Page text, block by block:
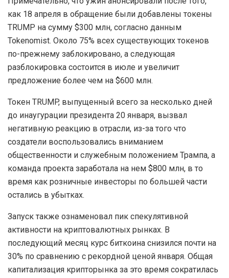
как 18 апреля в обращение были добавлены токены
TRUMP на сумму $300 млн, согласно данным
Tokenomist. Около 75% всех существующих токенов
по-прежнему заблокировано, а следующая
разблокировка состоится в июле и увеличит
предложение более чем на $600 млн.
Токен TRUMP, выпущенный всего за несколько дней
до инаугурации президента 20 января, вызвал
негативную реакцию в отрасли, из-за того что
создатели воспользовались вниманием
общественности и служебным положением Трампа, а
команда проекта заработала на нем $800 млн, в то
время как розничные инвесторы по большей части
остались в убытках.
Запуск также ознаменовал пик спекулятивной
активности на криптовалютных рынках. В
последующий месяц курс биткоина снизился почти на
30% по сравнению с рекордной ценой января. Общая
капитализация крипторынка за это время сократилась